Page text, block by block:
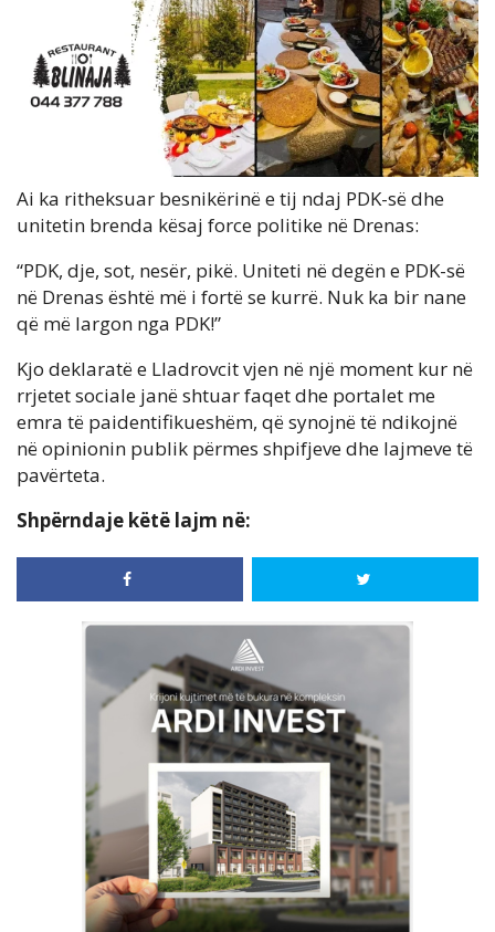
Ai ka ritheksuar besnikërinë e tij ndaj PDK-së dhe
unitetin brenda kësaj force politike në Drenas:
“PDK, dje, sot, nesër, pikë. Uniteti në degën e PDK-së
në Drenas është më i fortë se kurrë. Nuk ka bir nane
që më largon nga PDK!”
Kjo deklaratë e Lladrovcit vjen në një moment kur në
rrjetet sociale janë shtuar faqet dhe portalet me
emra të paidentifikueshëm, që synojnë të ndikojnë
në opinionin publik përmes shpifjeve dhe lajmeve të
pavërteta.
Shpërndaje këtë lajm në: